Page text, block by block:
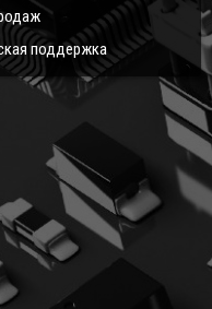
поддержка